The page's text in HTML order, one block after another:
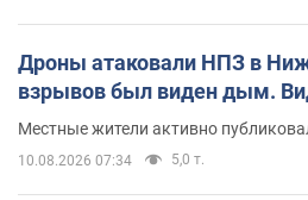
Дроны атаковали НПЗ в
взрывов был виден дым.
Местные жители активно
10.08.2026 07:34 5,0 т.